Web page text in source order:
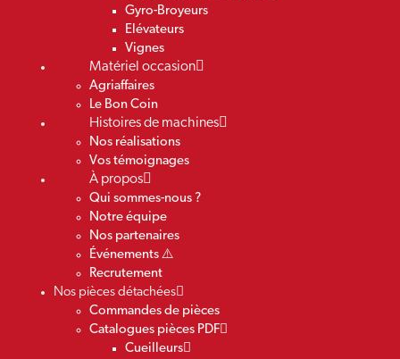
Gyro-Broyeurs
Elévateurs
Vignes
Matériel occasion
Agriaffaires
Le Bon Coin
Histoires de machines
Nos réalisations
Vos témoignages
À propos
Qui sommes-nous ?
Notre équipe
Nos partenaires
Événements ⚠️
Recrutement
Nos pièces détachées
Commandes de pièces
Catalogues pièces PDF
Cueilleurs